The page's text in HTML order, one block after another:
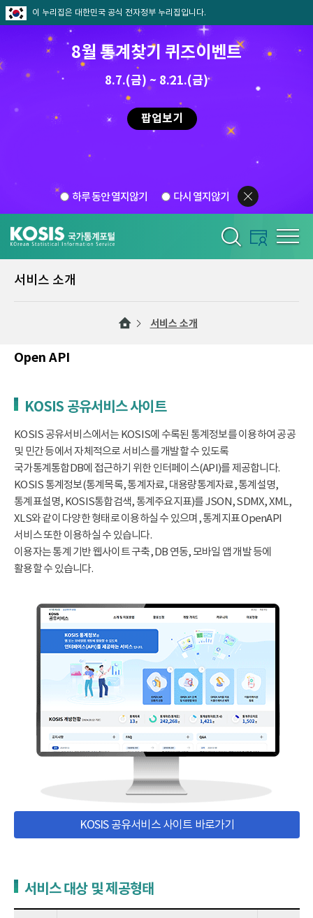
이 누리집은 대한민국 공식 전자정부 누리집입니다.
8월 통계찾기 퀴즈이벤트
8.7.(금) ~ 8.21.(금)
팝업보기
하루 동안 열지않기 다시 열지않기
서비스 소개
서비스 소개
Open API
KOSIS 공유서비스 사이트
KOSIS 공유서비스에서는 KOSIS에 수록된 통계정보를 이용하여 공공
및 민간 등에서 자체적으로 서비스를 개발할 수 있도록
국가통계통합DB에 접근하기 위한 인터페이스(API)를 제공합니다.
KOSIS 통계정보(통계목록, 통계자료, 대용량통계자료, 통계설명,
통계표설명, KOSIS통합검색, 통계주요지표)를 JSON, SDMX, XML,
XLS와 같이 다양한 형태로 이용하실 수 있으며, 통계지표 OpenAPI
서비스 또한 이용하실 수 있습니다.
이용자는 통계 기반 웹사이트 구축, DB 연동, 모바일 앱 개발 등에
활용할 수 있습니다.
KOSIS 공유서비스 사이트 바로가기
서비스 대상 및 제공형태